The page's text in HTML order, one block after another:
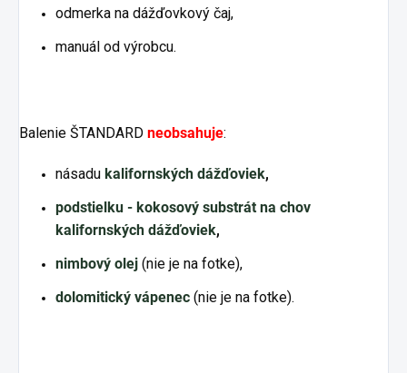
odmerka na dážďovkový čaj,
manuál od výrobcu.
Balenie ŠTANDARD neobsahuje:
násadu kalifornských dážďoviek,
podstielku - kokosový substrát na chov
kalifornských dážďoviek,
nimbový olej (nie je na fotke),
dolomitický vápenec (nie je na fotke).